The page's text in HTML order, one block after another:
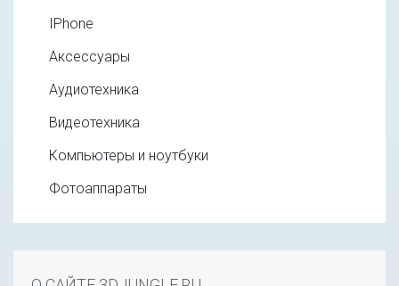
IPhone
Аксессуары
Аудиотехника
Видеотехника
Компьютеры и ноутбуки
Фотоаппараты